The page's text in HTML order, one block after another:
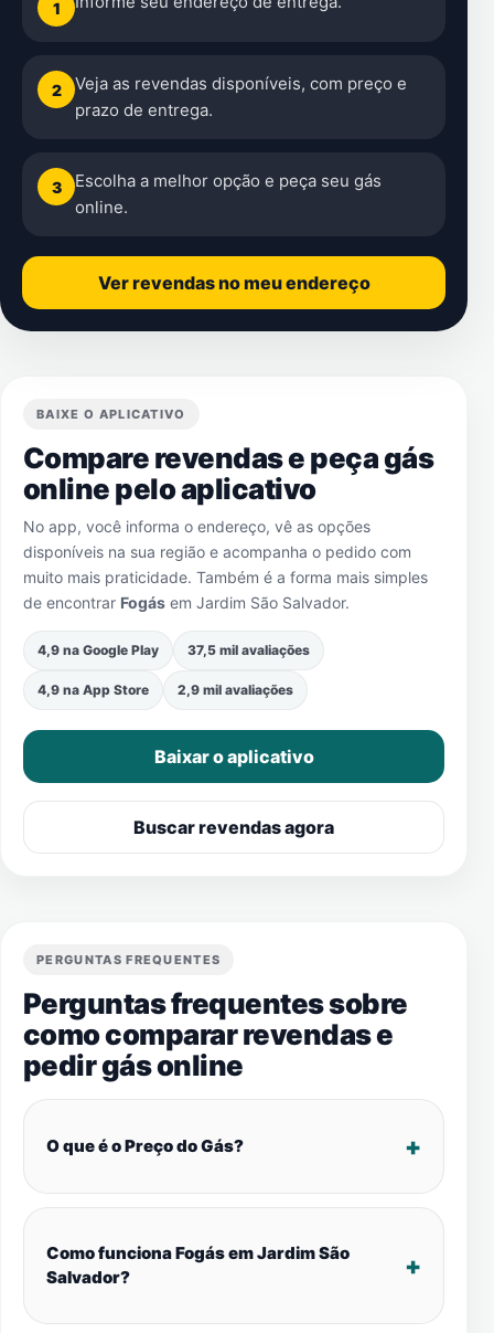
1
2
Veja as revendas disponíveis, com preço e
prazo de entrega.
3
Escolha a melhor opção e peça seu gás
online.
Ver revendas no meu endereço
BAIXE O APLICATIVO
Compare revendas e peça gás
online pelo aplicativo
No app, você informa o endereço, vê as opções
disponíveis na sua região e acompanha o pedido com
muito mais praticidade. Também é a forma mais simples
de encontrar Fogás em Jardim São Salvador.
4,9 na Google Play 37,5 mil avaliações
4,9 na App Store 2,9 mil avaliações
Baixar o aplicativo
Buscar revendas agora
PERGUNTAS FREQUENTES
Perguntas frequentes sobre
como comparar revendas e
pedir gás online
O que é o Preço do Gás?
Como funciona Fogás em Jardim São
Salvador?